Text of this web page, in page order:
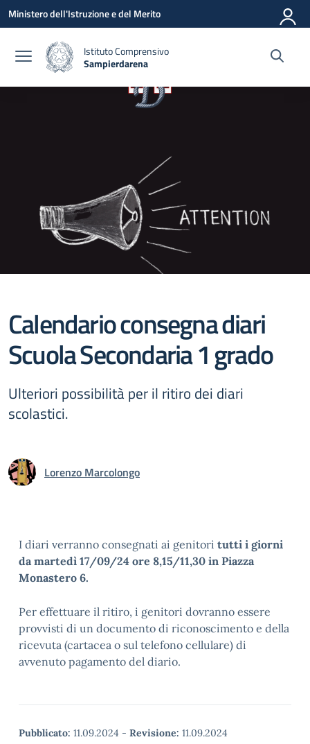
Vai ai contenuti
Vai al menu di navigazione
Vai al footer
Ministero dell'Istruzione e del Merito
Istituto Comprensivo
Sampierdarena
Calendario consegna diari
Scuola Secondaria 1 grado
Ulteriori possibilità per il ritiro dei diari
scolastici.
Lorenzo Marcolongo
I diari verranno consegnati ai genitori tutti i giorni
da martedì 17/09/24 ore 8,15/11,30 in Piazza
Monastero 6.
Per effettuare il ritiro, i genitori dovranno essere
provvisti di un documento di riconoscimento e della
ricevuta (cartacea o sul telefono cellulare) di
avvenuto pagamento del diario.
Pubblicato: 11.09.2024 - Revisione: 11.09.2024